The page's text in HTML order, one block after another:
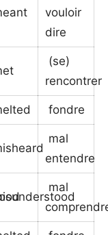
vouloir
dire
(se)
rencontrer
fondre
mal
entendre
mal